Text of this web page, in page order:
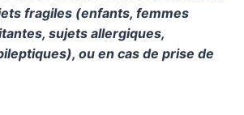
fragiles (enfants, femmes
sujets allergiques,
ou en cas de prise de